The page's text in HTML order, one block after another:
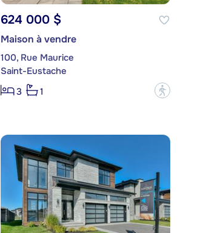
624 000 $
Maison à vendre
100, Rue Maurice
Saint-Eustache
3
1 ?